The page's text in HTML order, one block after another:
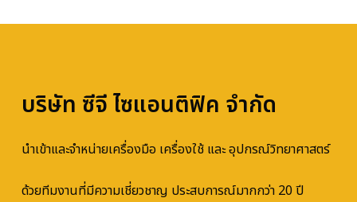
บริษัท ซีจี ไซแอนติฟิค จำกัด
นำเข้าและจำหน่ายเครื่องมือ เครื่องใช้ และ อุปกรณ์วิทยาศาสตร์
ด้วยทีมงานที่มีความเชี่ยวชาญ ประสบการณ์มากกว่า 20 ปี